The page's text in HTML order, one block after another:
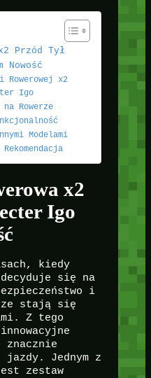
Przód Tył
Rowerowej x2
Igo
na Rowerze
Modelami
x2
Igo
kiedy
się na
i
stają się
Z tego
jazdy. Jednym z
zestaw